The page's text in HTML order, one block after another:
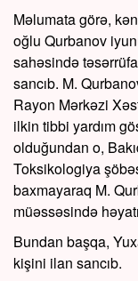
Məlumata görə,
oğlu Qurbanov
sahəsində
sancıb. M.
Rayon Mərkəzi
ilkin tibbi yardım
olduğundan o,
Toksikologiya
baxmayaraq M.
müəssəsində
Bundan başqa,
kişini ilan sancıb.